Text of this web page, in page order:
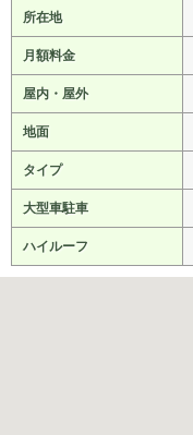
所在地
月額料金
屋内・屋外
地面
タイプ
大型車駐車
ハイルーフ